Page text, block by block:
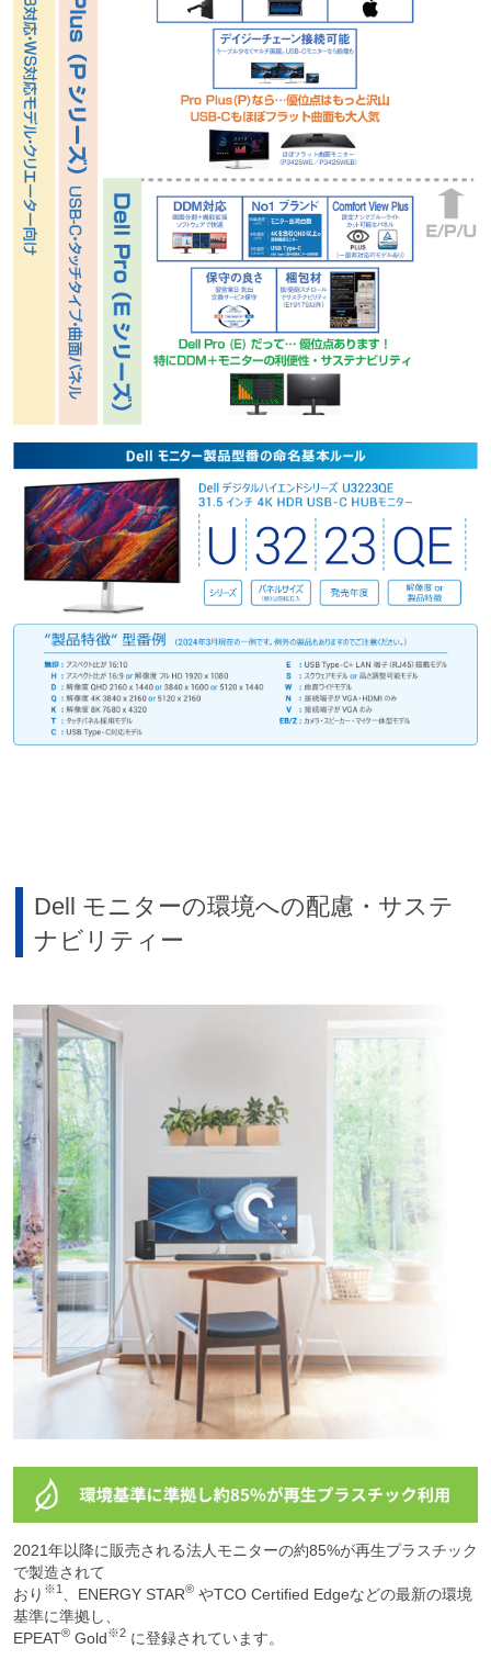
Dell モニターの環境への配慮・サステ
ナビリティー
2021年以降に販売される法人モニターの約85%が再生プラスチック
で製造されて
おり ※1、ENERGY STAR®やTCO Certified Edgeなどの最新の環境
基準に準拠し、
EPEAT®Gold※2に登録されています。